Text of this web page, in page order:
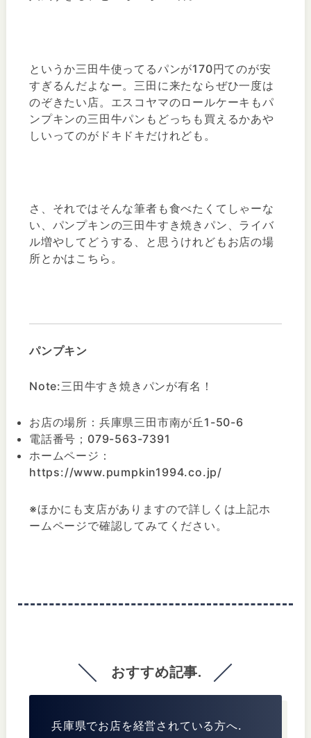
というか三田牛使ってるパンが170円てのが安
すぎるんだよなー。三田に来たならぜひ一度は
のぞきたい店。エスコヤマのロールケーキもパ
ンプキンの三田牛パンもどっちも買えるかあや
しいってのがドキドキだけれども。
さ、それではそんな筆者も食べたくてしゃーな
い、パンプキンの三田牛すき焼きパン、ライバ
ル増やしてどうする、と思うけれどもお店の場
所とかはこちら。
パンプキン
Note:三田牛すき焼きパンが有名！
お店の場所：兵庫県三田市南が丘1-50-6
電話番号；079-563-7391
ホームページ：
https://www.pumpkin1994.co.jp/
※ほかにも支店がありますので詳しくは上記ホ
ームページで確認してみてください。
おすすめ記事.
兵庫県でお店を経営されている方へ.